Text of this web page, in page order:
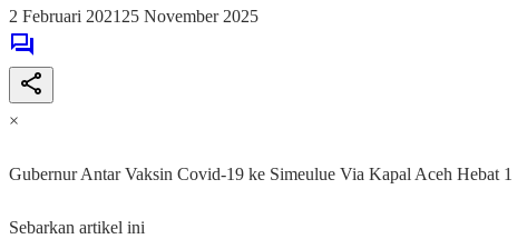
2 Februari 2021 25 November 2025
×
Gubernur Antar Vaksin Covid-19 ke Simeulue Via Kapal Aceh Hebat 1
Sebarkan artikel ini